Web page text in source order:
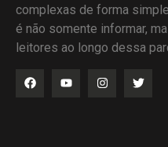
complexas de forma
é não somente informar,
leitores ao longo dessa